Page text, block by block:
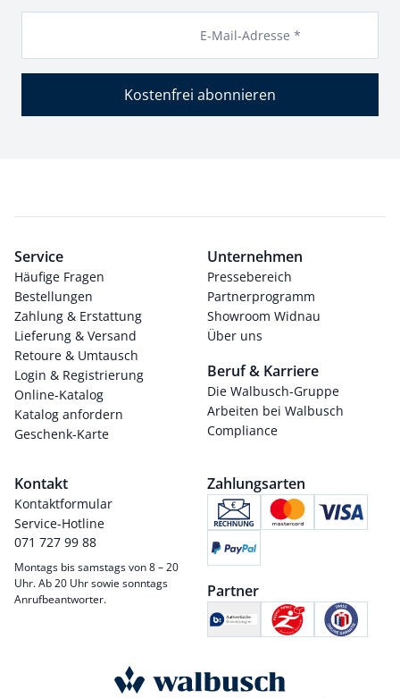
E-Mail-Adresse *
Kostenfrei abonnieren
Service
Häufige Fragen
Bestellungen
Zahlung & Erstattung
Lieferung & Versand
Retoure & Umtausch
Login & Registrierung
Online-Katalog
Katalog anfordern
Geschenk-Karte
Unternehmen
Pressebereich
Partnerprogramm
Showroom Widnau
Über uns
Beruf & Karriere
Die Walbusch-Gruppe
Arbeiten bei Walbusch
Compliance
Kontakt
Kontaktformular
Service-Hotline
071 727 99 88
Montags bis samstags von 8 – 20
Uhr. Ab 20 Uhr sowie sonntags
Anrufbeantworter.
Zahlungsarten
Partner